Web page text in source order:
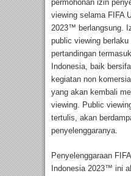
permohonan izin
viewing selama FIFA
2023™ berlangsung.
public viewing
pertandingan
Indonesia, baik
kegiatan non
yang akan kembali
viewing. Public
tertulis, akan
penyelenggaranya.
Penyelenggaraan
Indonesia 2023™ ini